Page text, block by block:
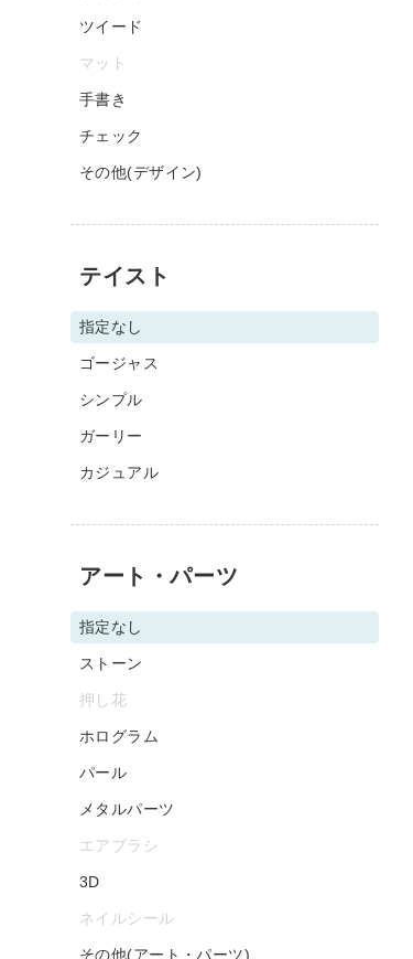
ツイード
マット
手書き
チェック
その他(デザイン)
テイスト
指定なし
ゴージャス
シンプル
ガーリー
カジュアル
アート・パーツ
指定なし
ストーン
押し花
ホログラム
パール
メタルパーツ
エアブラシ
3D
ネイルシール
その他(アート・パーツ)